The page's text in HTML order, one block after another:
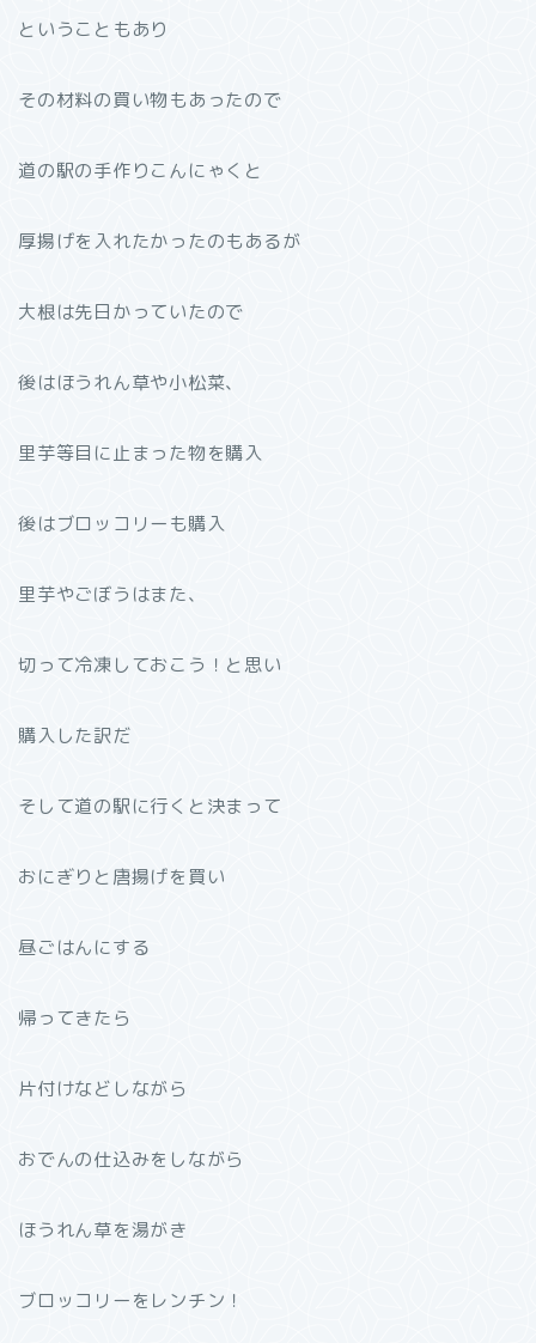
ということもあり
その材料の買い物もあったので
道の駅の手作りこんにゃくと
厚揚げを入れたかったのもあるが
大根は先日かっていたので
後はほうれん草や小松菜、
里芋等目に止まった物を購入
後はブロッコリーも購入
里芋やごぼうはまた、
切って冷凍しておこう！と思い
購入した訳だ
そして道の駅に行くと決まって
おにぎりと唐揚げを買い
昼ごはんにする
帰ってきたら
片付けなどしながら
おでんの仕込みをしながら
ほうれん草を湯がき
ブロッコリーをレンチン！